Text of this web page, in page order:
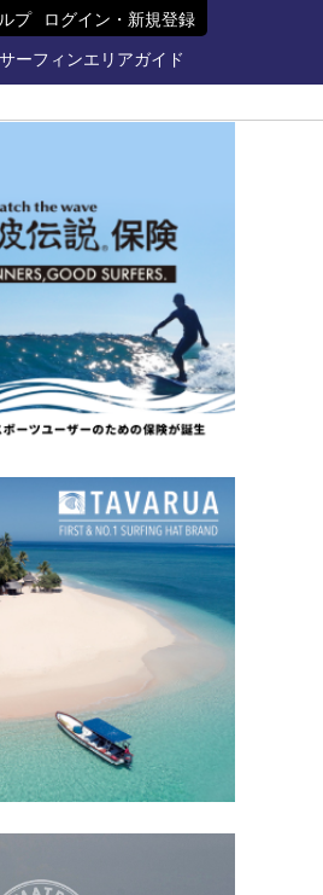
プ ログイン・新規登録
サーフィンエリアガイド